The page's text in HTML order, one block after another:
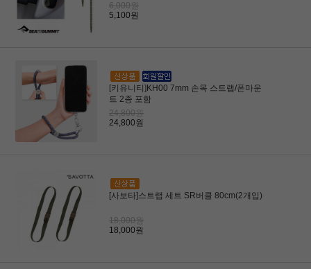
6,000원
5,100원
[키유니티]KH00 7mm 손목 스트랩/폰마운
트 2종 포함
24,800원
24,800원
[사보타]스트랩 세트 SR버클 80cm(2개입)
18,000원
18,000원